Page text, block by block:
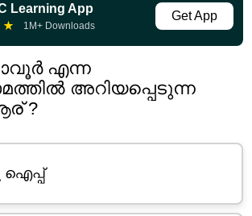
Learning App
★ 1M+ Downloads
Get App
എന്ന
അറിയപ്പെടുന്ന
?
ഐപ്പ്